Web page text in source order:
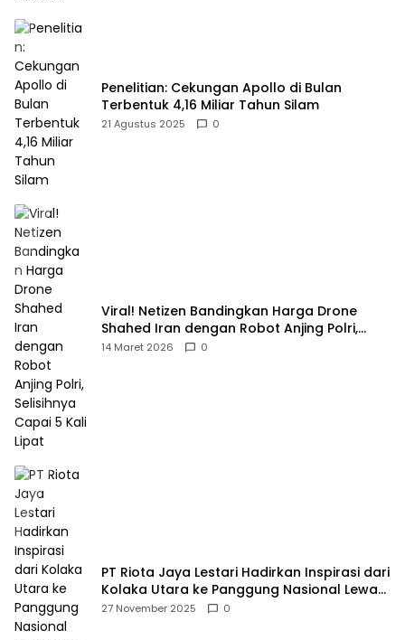
Penelitian: Cekungan Apollo di Bulan
Terbentuk 4,16 Miliar Tahun Silam
21 Agustus 2025 0
Viral! Netizen Bandingkan Harga Drone
Shahed Iran dengan Robot Anjing Polri,
Selisihnya Capai 5 Kali Lipat
14 Maret 2026 0
PT Riota Jaya Lestari Hadirkan Inspirasi dari
Kolaka Utara ke Panggung Nasional Lewat
Dua Penghargaan Bergengsi
27 November 2025 0